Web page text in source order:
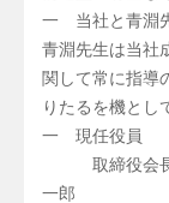
一 当社と青淵
青淵先生は当社
関して常に指導
りたるを機とし
一 現任役員
取締役会長
一郎